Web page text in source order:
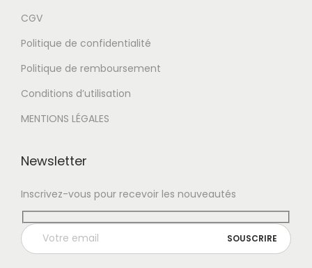
CGV
Politique de confidentialité
Politique de remboursement
Conditions d’utilisation
MENTIONS LÉGALES
Newsletter
Inscrivez-vous pour recevoir les nouveautés